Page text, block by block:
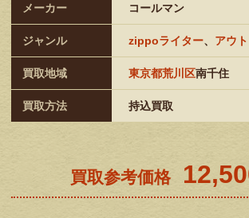
メーカー コールマン
ジャンル zippoライター、 アウ
買取地域 東京都荒川区南千住
買取方法 持込買取
買取参考価格